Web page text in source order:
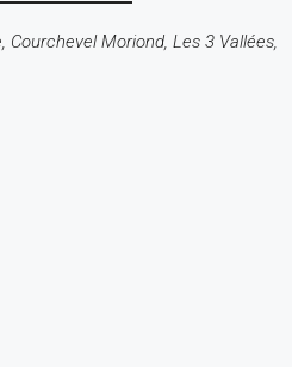
Courchevel Moriond, Les 3 Vallées,